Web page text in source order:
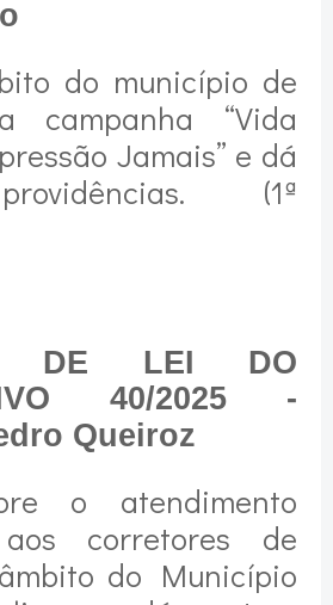
do município de
campanha “Vida
Jamais” e dá
(1ª
DE LEI DO
40/2025 -
Queiroz
o atendimento
corretores de
do Município